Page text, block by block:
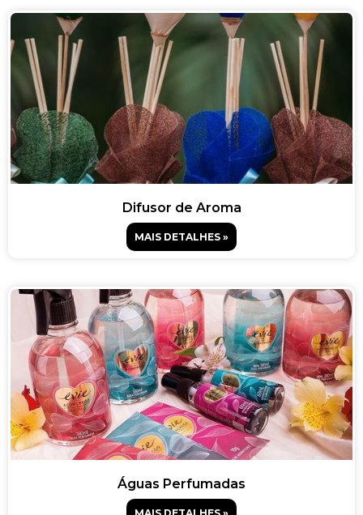
Difusor de Aroma
MAIS DETALHES »
Águas Perfumadas